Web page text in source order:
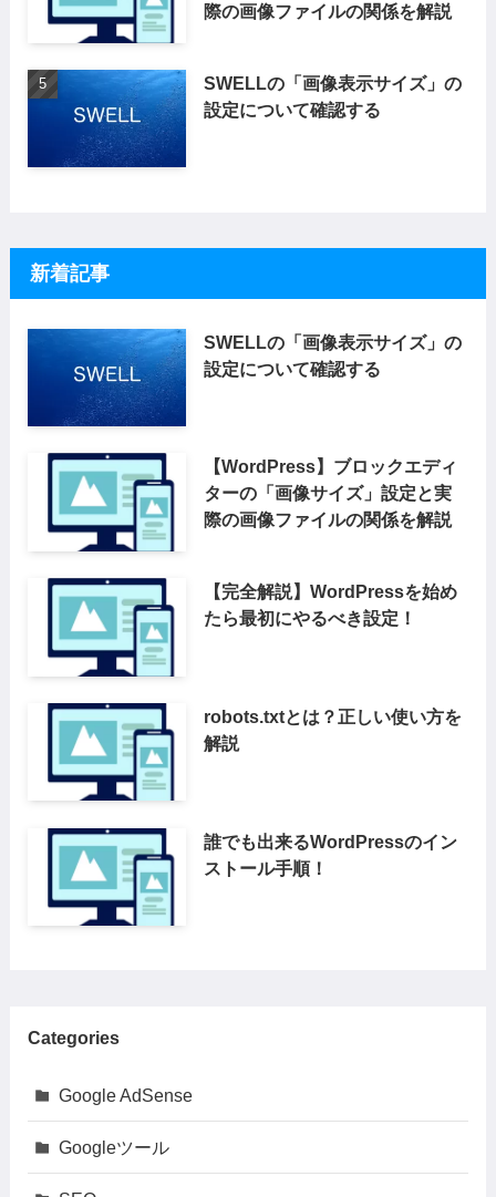
際の画像ファイルの関係を解説
SWELLの「画像表示サイズ」の
設定について確認する
新着記事
SWELLの「画像表示サイズ」の
設定について確認する
【WordPress】ブロックエディ
ターの「画像サイズ」設定と実
際の画像ファイルの関係を解説
【完全解説】WordPressを始め
たら最初にやるべき設定！
robots.txtとは？正しい使い方を
解説
誰でも出来るWordPressのイン
ストール手順！
Categories
Google AdSense
Googleツール